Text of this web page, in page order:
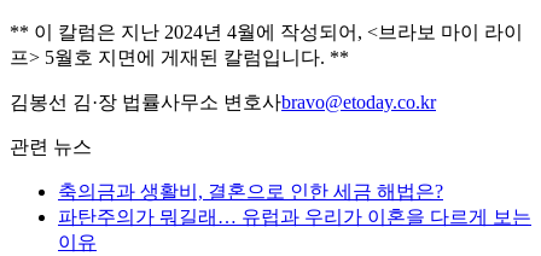
** 이 칼럼은 지난 2024년 4월에 작성되어, <브라보 마이 라이
프> 5월호 지면에 게재된 칼럼입니다. **
김봉선 김·장 법률사무소 변호사bravo@etoday.co.kr
관련 뉴스
축의금과 생활비, 결혼으로 인한 세금 해법은?
파탄주의가 뭐길래… 유럽과 우리가 이혼을 다르게 보는
이유